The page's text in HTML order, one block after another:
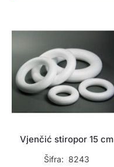
Vjenčić stiropor 15 cm
Šifra: 8243